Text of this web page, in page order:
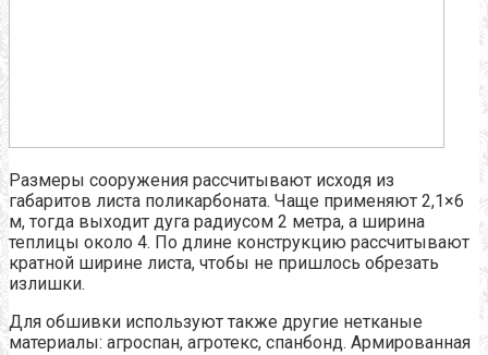
Размеры сооружения рассчитывают исходя из
габаритов листа поликарбоната. Чаще применяют 2,1×6
м, тогда выходит дуга радиусом 2 метра, а ширина
теплицы около 4. По длине конструкцию рассчитывают
кратной ширине листа, чтобы не пришлось обрезать
излишки.
Для обшивки используют также другие нетканые
материалы: агроспан, агротекс, спанбонд. Армированная